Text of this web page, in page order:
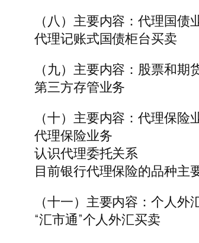
（八）主要内容：代理国债
代理记账式国债柜台买卖
（九）主要内容：股票和期
第三方存管业务
（十）主要内容：代理保险
代理保险业务
认识代理委托关系
目前银行代理保险的品种主
（十一）主要内容：个人外
“汇市通”个人外汇买卖